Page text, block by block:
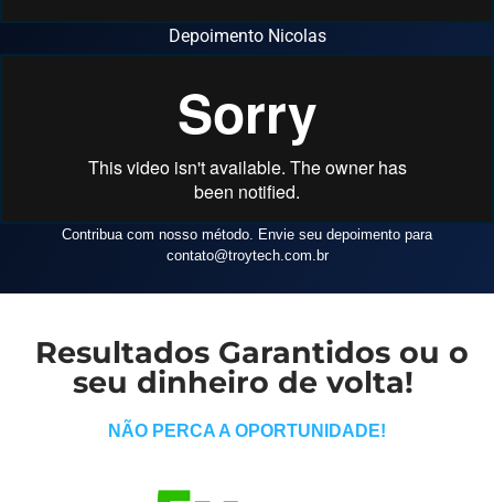
Depoimento Nicolas
Contribua com nosso método. Envie seu depoimento para
contato@troytech.com.br
Resultados Garantidos ou o
seu dinheiro de volta!
NÃO PERCA A OPORTUNIDADE!